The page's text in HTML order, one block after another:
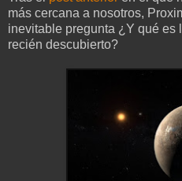
más cercana a nosotros,
inevitable pregunta ¿Y qué es
recién descubierto?